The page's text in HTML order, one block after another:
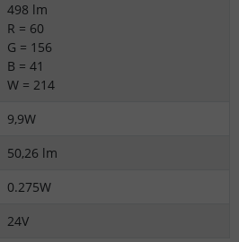
498 lm
R = 60
G = 156
B = 41
W = 214
9,9W
50,26 lm
0.275W
24V